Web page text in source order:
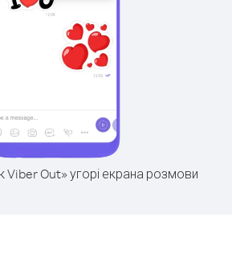
Viber Out» угорі екрана розмови